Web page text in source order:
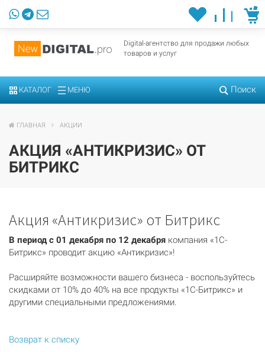
Digital-агентство для продажи любых
товаров и услуг
КАТАЛОГ МЕНЮ Поиск
ГЛАВНАЯ АКЦИИ
АКЦИЯ «АНТИКРИЗИС» ОТ
БИТРИКС
Акция «Антикризис» от Битрикс
В период с 01 декабря по 12 декабря компания «1С-
Битрикс» проводит акцию «Антикризис»!
Расширяйте возможности вашего бизнеса - воспользуйтесь
скидками от 10% до 40% на все продукты «1С-Битрикс» и
другими специальными предложениями.
Возврат к списку